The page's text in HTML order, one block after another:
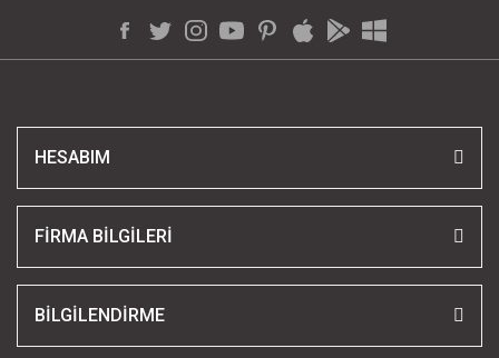
HESABIM
FİRMA BİLGİLERİ
BİLGİLENDİRME